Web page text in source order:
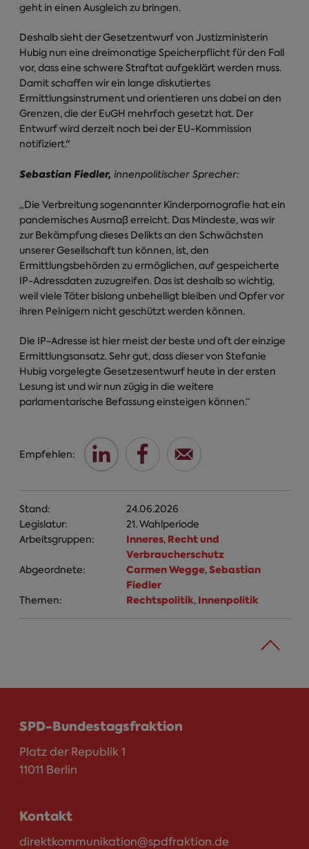
geht in einen Ausgleich zu bringen.
Deshalb sieht der Gesetzentwurf von Justizministerin
Hubig nun eine dreimonatige Speicherpflicht für den Fall
vor, dass eine schwere Straftat aufgeklärt werden muss.
Damit schaffen wir ein lange diskutiertes
Ermittlungsinstrument und orientieren uns dabei an den
Grenzen, die der EuGH mehrfach gesetzt hat. Der
Entwurf wird derzeit noch bei der EU-Kommission
notifiziert."
Sebastian Fiedler, innenpolitischer Sprecher:
„Die Verbreitung sogenannter Kinderpornografie hat ein
pandemisches Ausmaß erreicht. Das Mindeste, was wir
zur Bekämpfung dieses Delikts an den Schwächsten
unserer Gesellschaft tun können, ist, den
Ermittlungsbehörden zu ermöglichen, auf gespeicherte
IP-Adressdaten zuzugreifen. Das ist deshalb so wichtig,
weil viele Täter bislang unbehelligt bleiben und Opfer vor
ihren Peinigern nicht geschützt werden können.
Die IP-Adresse ist hier meist der beste und oft der einzige
Ermittlungsansatz. Sehr gut, dass dieser von Stefanie
Hubig vorgelegte Gesetzesentwurf heute in der ersten
Lesung ist und wir nun zügig in die weitere
parlamentarische Befassung einsteigen können.“
Empfehlen:
Stand:
24.06.2026
Legislatur:
21. Wahlperiode
Arbeitsgruppen:
Inneres, Recht und
Verbraucherschutz
Abgeordnete: Carmen Wegge,Sebastian
Fiedler
Themen: Rechtspolitik, Innenpolitik
SPD-Bundestagsfraktion
Platz der Republik 1
11011 Berlin
Kontakt
direktkommunikation@spdfraktion.de